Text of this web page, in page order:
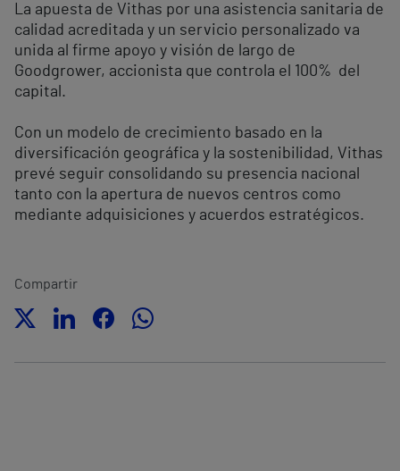
La apuesta de Vithas por una asistencia sanitaria de
calidad acreditada y un servicio personalizado va
unida al firme apoyo y visión de largo de
Goodgrower, accionista que controla el 100% del
capital.
Con un modelo de crecimiento basado en la
diversificación geográfica y la sostenibilidad, Vithas
prevé seguir consolidando su presencia nacional
tanto con la apertura de nuevos centros como
mediante adquisiciones y acuerdos estratégicos.
Compartir